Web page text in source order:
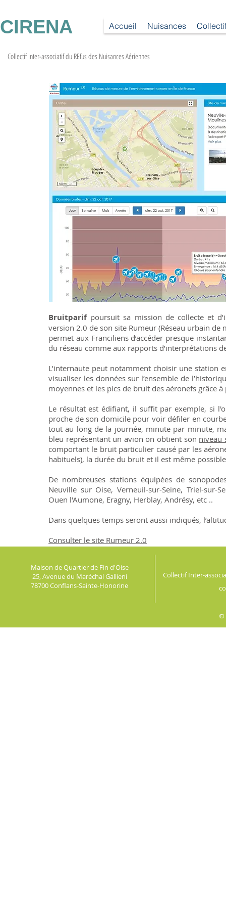
CIRENA Accueil Nuisances Collectif
Collectif Inter-associatif du REfus des Nuisances Aériennes
Bruitparifpoursuit sa mission de collecte et
version 2.0 de son site Rumeur (Réseau urbain
permet aux Franciliens d’accéder presque
du réseau comme aux rapports d’interprétations
L’internaute peut notamment choisir une station
visualiser les données sur l’ensemble de
moyennes et les pics de bruit des aéronefs grâce
Le résultat est édifiant, il suffit par exemple, si
proche de son domicile pour voir défiler en
tout au long de la journée, minute par minute,
bleu représentant un avion on obtient son niveau
comportant le bruit particulier causé par les
habituels), la durée du bruit et il est même
De nombreuses stations équipées de
Neuville sur Oise, Verneuil-sur-Seine, Triel-sur-
Ouen l'Aumone, Eragny, Herblay, Andrésy, etc ..
Dans quelques temps seront aussi indiqués,
Consulter le site Rumeur 2.0
Maison de Quartier de Fin d'Oise
25, Avenue du Maréchal Gallieni
78700 Conflans-Sainte-Honorine
Collectif Inter-
©